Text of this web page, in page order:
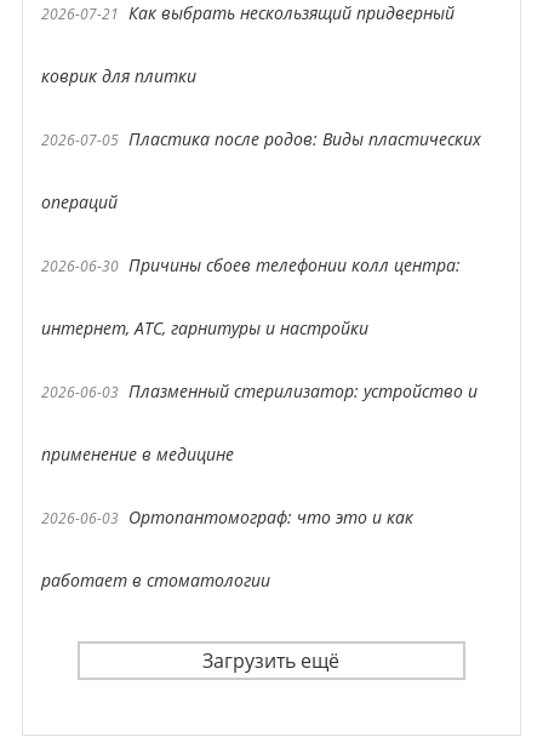
2026-07-21 Как выбрать нескользящий придверный
коврик для плитки
2026-07-05 Пластика после родов: Виды пластических
операций
2026-06-30 Причины сбоев телефонии колл центра:
интернет, АТС, гарнитуры и настройки
2026-06-03 Плазменный стерилизатор: устройство и
применение в медицине
2026-06-03 Ортопантомограф: что это и как
работает в стоматологии
Загрузить ещё